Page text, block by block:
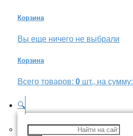
Корзина
Вы еще ничего не выбрали
Корзина
Всего товаров: 0 шт., на сумму:
🔍